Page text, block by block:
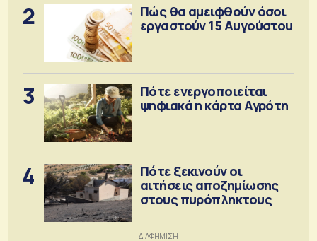
2
Πώς θα αμειφθούν όσοι
εργαστούν 15 Αυγούστου
3
Πότε ενεργοποιείται
ψηφιακά η κάρτα Αγρότη
4
Πότε ξεκινούν οι
αιτήσεις αποζημίωσης
στους πυρόπληκτους